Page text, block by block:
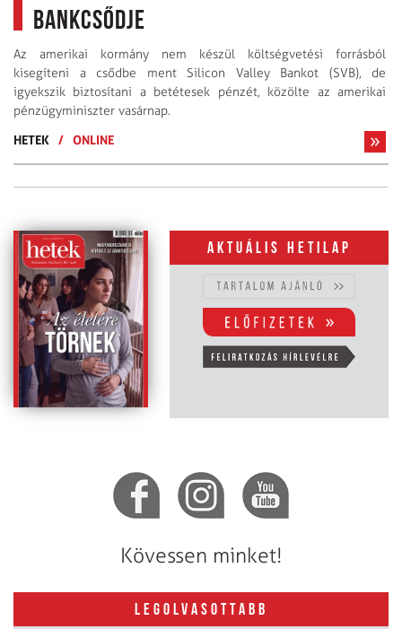
bankcsődje
Az amerikai kormány nem készül költségvetési forrásból
kisegíteni a csődbe ment Silicon Valley Bankot (SVB), de
igyekszik biztosítani a betétesek pénzét, közölte az amerikai
pénzügyminiszter vasárnap.
HETEK
/ ONLINE
Aktuális hetilap
Kövessen minket!
LEGOLVASOTTABB